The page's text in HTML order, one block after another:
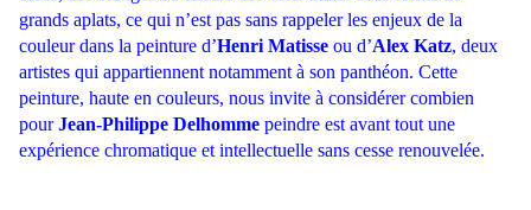
grands aplats, ce qui n’est pas sans rappeler les enjeux de la
couleur dans la peinture d’Henri Matisse ou d’Alex Katz, deux
artistes qui appartiennent notamment à son panthéon. Cette
peinture, haute en couleurs, nous invite à considérer combien
pourJean-Philippe Delhomme peindre est avant tout une
expérience chromatique et intellectuelle sans cesse renouvelée.